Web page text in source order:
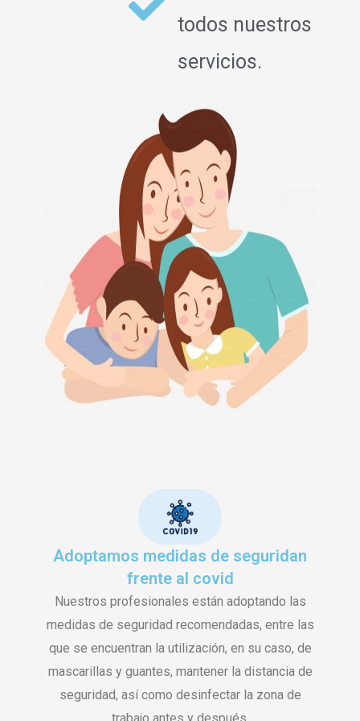
todos nuestros
servicios.
Adoptamos medidas de seguridan
frente al covid
Nuestros profesionales están adoptando las
medidas de seguridad recomendadas, entre las
que se encuentran la utilización, en su caso, de
mascarillas y guantes, mantener la distancia de
seguridad, así como desinfectar la zona de